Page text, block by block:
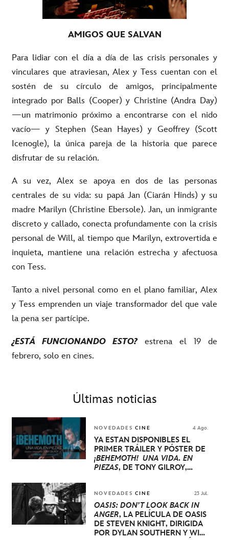
AMIGOS QUE SALVAN
Para lidiar con el día a día de las crisis personales y
vinculares que atraviesan, Alex y Tess cuentan con el
sostén de su círculo de amigos, principalmente
integrado por Balls (Cooper) y Christine (Andra Day)
—un matrimonio próximo a encontrarse con el nido
vacío— y Stephen (Sean Hayes) y Geoffrey (Scott
Icenogle), la única pareja de la historia que parece
disfrutar de su relación.
A su vez, Alex se apoya en dos de las personas
centrales de su vida: su papá Jan (Ciarán Hinds) y su
madre Marilyn (Christine Ebersole). Jan, un inmigrante
discreto y callado, conecta profundamente con la crisis
personal de Will, al tiempo que Marilyn, extrovertida e
inquieta, mantiene una relación estrecha y afectuosa
con Tess.
Tanto a nivel personal como en el plano familiar, Alex
y Tess emprenden un viaje transformador del que vale
la pena ser partícipe.
¿ESTÁ FUNCIONANDO ESTO? estrena el 19 de
febrero, solo en cines.
Últimas noticias
NOVEDADES CINE 4 Ago.
YA ESTÁN DISPONIBLES EL
PRIMER TRÁILER Y PÓSTER DE
¡BEHEMOTH! UNA VIDA. EN
PIEZAS, DE TONY GILROY,
VICTOR Y WILL ARNETT
NOVEDADES CINE 23 Jul.
OASIS: DON’T LOOK BACK IN
ANGER, LA PELÍCULA DE OASIS
DE STEVEN KNIGHT, DIRIGIDA
POR DYLAN SOUTHERN Y WILL